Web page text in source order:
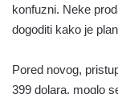
konfuzni. Neke
dogoditi kako je
Pored novog,
399 dolara, moglo